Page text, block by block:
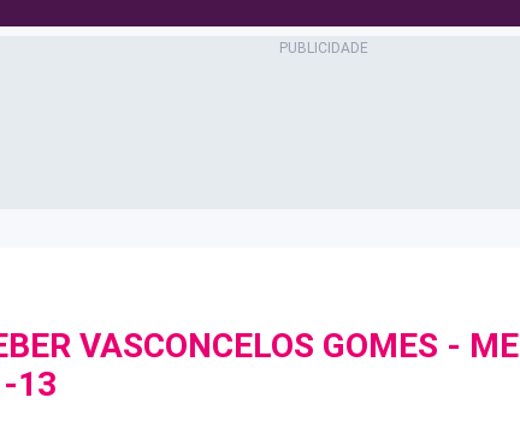
VASCONCELOS GOMES - ME
13